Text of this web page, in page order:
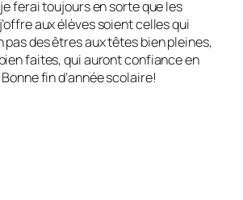
ferai toujours en sorte que les
aux élèves soient celles qui
pas des êtres aux têtes bien pleines,
faites, qui auront confiance en
fin d’année scolaire!